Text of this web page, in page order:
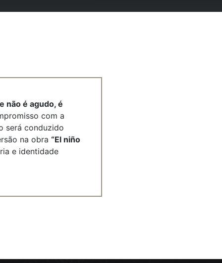
não é agudo, é
com a
será conduzido
na obra “El niño
e identidade